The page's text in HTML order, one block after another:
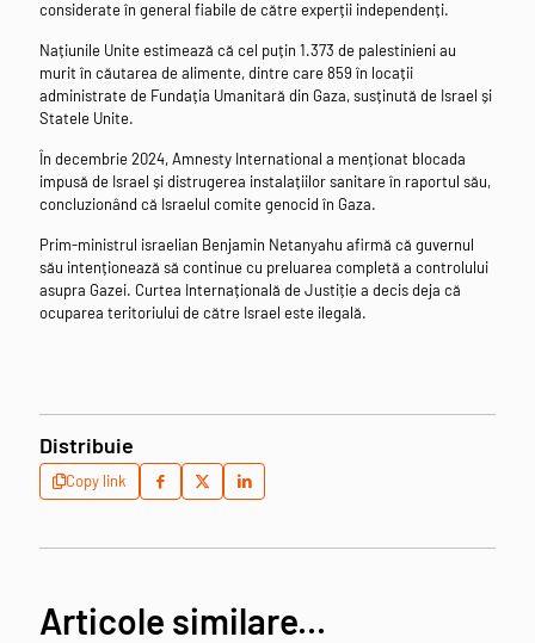
considerate în general fiabile de către experții independenți.
Națiunile Unite estimează că cel puțin 1.373 de palestinieni au
murit în căutarea de alimente, dintre care 859 în locații
administrate de Fundația Umanitară din Gaza, susținută de Israel și
Statele Unite.
În decembrie 2024, Amnesty International a menționat blocada
impusă de Israel și distrugerea instalațiilor sanitare în raportul său,
concluzionând că Israelul comite genocid în Gaza.
Prim-ministrul israelian Benjamin Netanyahu afirmă că guvernul
său intenționează să continue cu preluarea completă a controlului
asupra Gazei. Curtea Internațională de Justiție a decis deja că
ocuparea teritoriului de către Israel este ilegală.
Distribuie
Copy link
Articole similare...